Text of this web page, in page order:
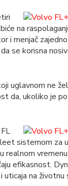
na
i menjač
se korisna
uglavnom ne
da, ukoliko je
sistemom za
realnom
efikasnost.
na